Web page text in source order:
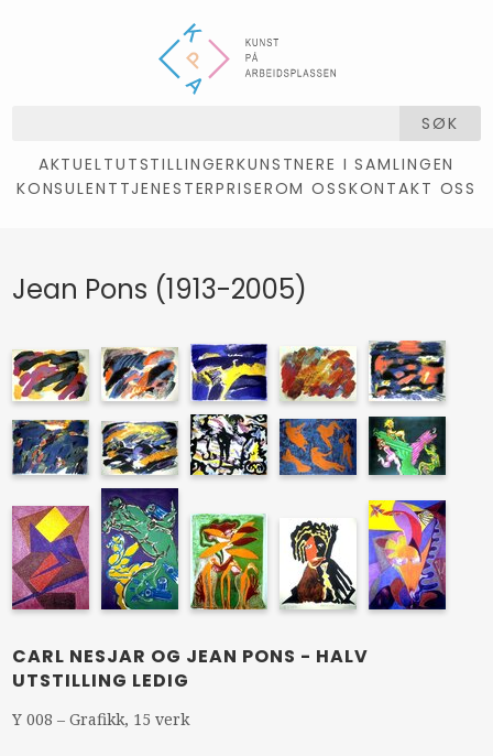
SØK
AKTUELTUTSTILLINGERKUNSTNERE I SAMLINGEN
KONSULENTTJENESTERPRISEROM OSSKONTAKT OSS
Jean Pons (1913-2005)
CARL NESJAR OG JEAN PONS - HALV
UTSTILLING LEDIG
Y 008 – Grafikk, 15 verk